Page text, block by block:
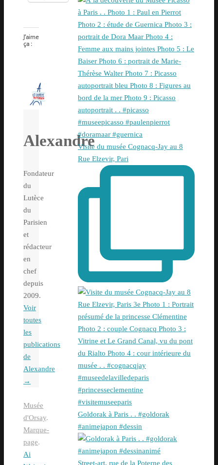
J’aime
ça :
Alexandre
Fondateur
du
Lutèce
du
Parisien
et
rédacteur
en
chef
depuis
2009.
Voir
toutes
les
publications
de
Alexandre
→
Musée
d'Orsay.
Marque-
page.
Ai
Visite du musée Cognacq-Jay au 8
Rue Elzevir, Pari
Goldorak à Paris . . #goldorak
#animejapon #dessin
Street-art, rue de la Poterne des